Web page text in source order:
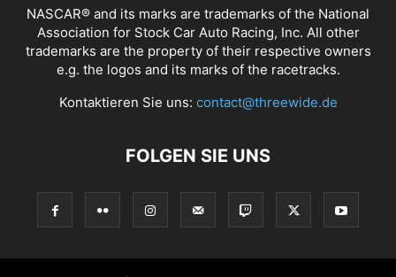
NASCAR® and its marks are trademarks of the National
Association for Stock Car Auto Racing, Inc. All other
trademarks are the property of their respective owners
e.g. the logos and its marks of the racetracks.
Kontaktieren Sie uns: contact@threewide.de
FOLGEN SIE UNS